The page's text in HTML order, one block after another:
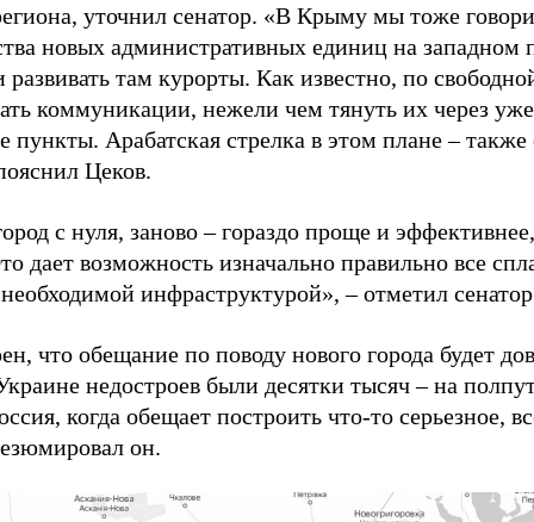
уточнил сенатор. «В Крыму мы тоже
новых административных единиц на западном
развивать там курорты. Как известно, по
коммуникации, нежели чем тянуть их через
пункты. Арабатская стрелка в этом плане –
Цеков.
с нуля, заново – гораздо проще и
дает возможность изначально правильно все
инфраструктурой», – отметил
что обещание по поводу нового города будет
недостроев были десятки тысяч – на
когда обещает построить что-то серьезное,
он.